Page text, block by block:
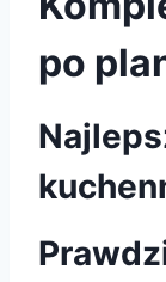
po